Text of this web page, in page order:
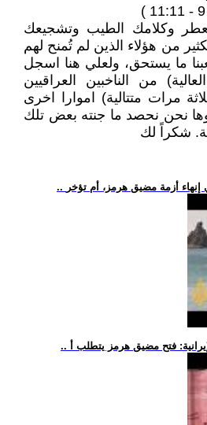
وكلامك الطيب وتشجيعك
من هؤلاء الذين لم تُمنح لهم
ما يستحق، ولعلي هنا اسجل
من الناخبين العراقيين
مرات متتالية) اموارا اخرى
نحن نحصد ما جنته بعض تلك
شكراً لك
إنهاء أزمة مضيق هرمز، أم تؤخر
فتح مضيق هرمز يتطلب أ